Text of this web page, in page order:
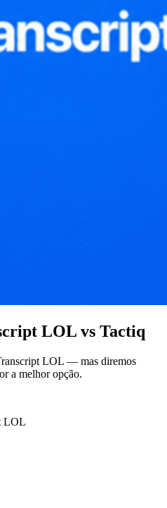
LOL vs Tactiq
LOL — mas diremos
a melhor opção.
LOL